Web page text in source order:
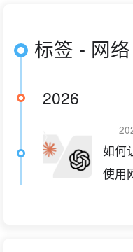
标签 - 网络
2026
如何
使用